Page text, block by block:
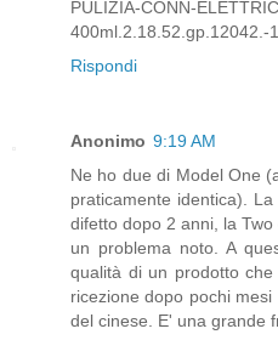
PULIZIA-CONN-
400ml.2.18.52.gp.12042.-
Rispondi
Anonimo 9:19 AM
Ne ho due di Model One
praticamente identica).
difetto dopo 2 anni, la
un problema noto. A
qualità di un prodotto
ricezione dopo pochi
del cinese. E' una grande